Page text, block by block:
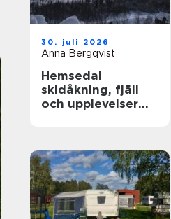
30. juli 2026
Anna Bergqvist
Hemsedal
skidåkning, fjäll
och upplevelser